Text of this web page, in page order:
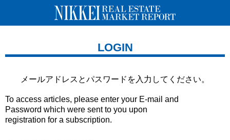
LOGIN
メールアドレスとパスワードを 入力してください。
To access articles, please enter your E-mail and
Password which were sent to you upon
registration for a subscription.